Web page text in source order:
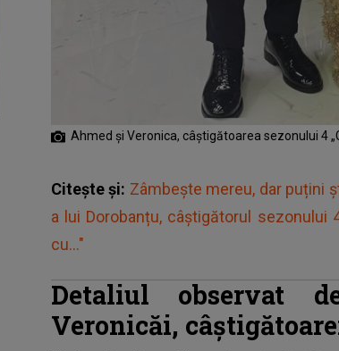
Ahmed și Veronica, câștigătoarea sezonului 4
Citește și: Zâmbește mereu, dar puțini
a lui Dorobanțu, câștigătorul
cu..."
Detaliul observat
Veronicăi,